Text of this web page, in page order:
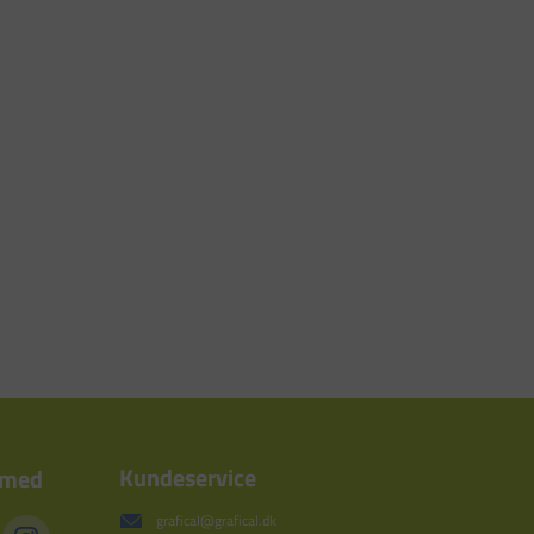
Kundeservice
grafical@grafical.dk